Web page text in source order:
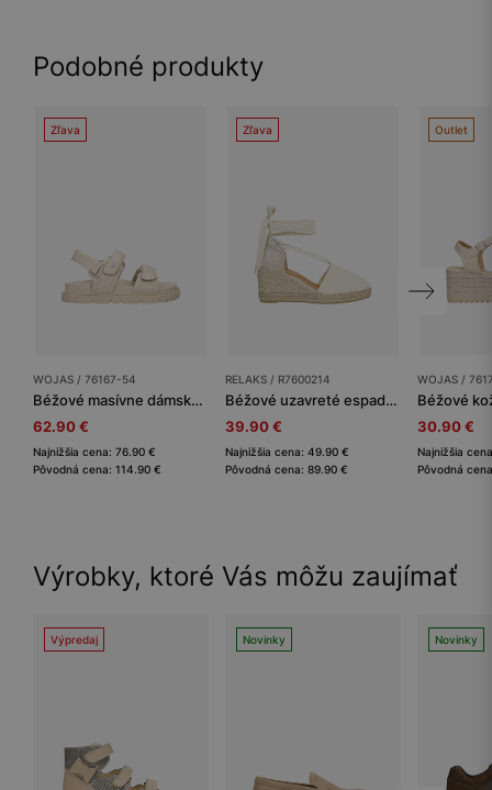
Podobné produkty
Zľava
WOJAS / 76167-54
Béžové masívne dámske sandále z lícnej kože
62.90 €
Najnižšia cena: 76.90 €
Pôvodná cena: 114.90 €
Zľava
RELAKS / R7600214
Béžové uzavreté espadrilky RELAKS
39.90 €
Najnižšia cena: 49.90 €
Pôvodná cena: 89.90 €
Outlet
WOJAS /
30.90 €
Najnižšia
Pôvodná
Výrobky, ktoré Vás môžu zaujímať
Výpredaj Novinky Novinky